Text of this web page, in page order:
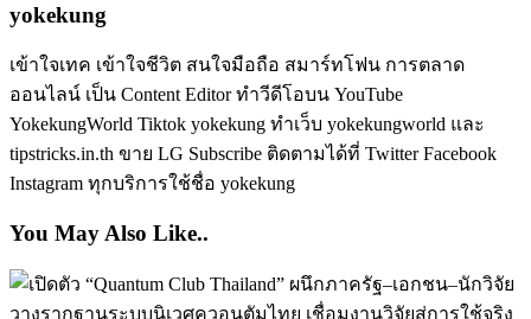
yokekung
เข้าใจเทค เข้าใจชีวิต สนใจมือถือ สมาร์ทโฟน การตลาด
ออนไลน์ เป็น Content Editor ทำวีดีโอบน YouTube
YokekungWorld Tiktok yokekung ทำเว็บ yokekungworld และ
tipstricks.in.th ขาย LG Subscribe ติดตามได้ที่ Twitter Facebook
Instagram ทุกบริการใช้ชื่อ yokekung
You May Also Like..